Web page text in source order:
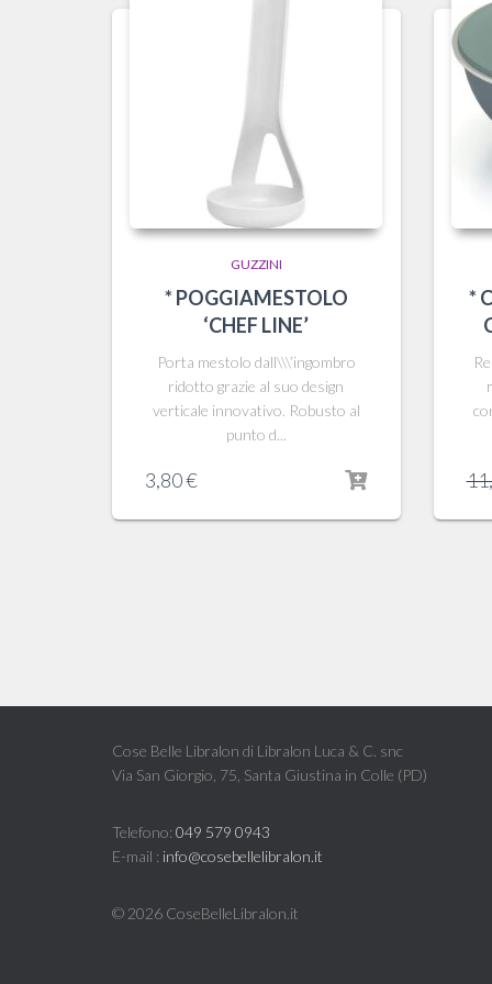
GUZZINI
* POGGIAMESTOLO
‘CHEF LINE’
Porta mestolo dall\\\’ingombro
ridotto grazie al suo design
verticale innovativo. Robusto al
punto d...
3,80€
*
Cose Belle Libralon di Libralon Luca & C. snc
Via San Giorgio, 75, Santa Giustina in Colle (PD)
Telefono: 049 579 0943
E-mail : info@cosebellelibralon.it
© 2026 CoseBelleLibralon.it